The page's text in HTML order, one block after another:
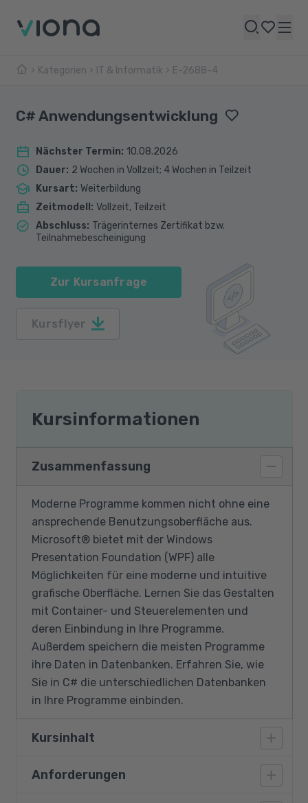
Kategorien IT & Informatik E-2688-4
C# Anwendungsentwicklung
Nächster Termin: 10.08.2026
Dauer: 2 Wochen in Vollzeit; 4 Wochen in Teilzeit
Kursart: Weiterbildung
Zeitmodell : Vollzeit, Teilzeit
Abschluss: Trägerinternes Zertifikat bzw.
Teilnahmebescheinigung
Zur Kursanfrage
Kursflyer
Kursinformationen
Zusammenfassung
Moderne Programme kommen nicht ohne eine
ansprechende Benutzungsoberfläche aus.
Microsoft® bietet mit der Windows
Presentation Foundation (WPF) alle
Möglichkeiten für eine moderne und intuitive
grafische Oberfläche. Lernen Sie das Gestalten
mit Container- und Steuerelementen und
deren Einbindung in Ihre Programme.
Außerdem speichern die meisten Programme
ihre Daten in Datenbanken. Erfahren Sie, wie
Sie in C# die unterschiedlichen Datenbanken
in Ihre Programme einbinden.
Kursinhalt
Merkmale einer WPF-Anwendung
Anforderungen